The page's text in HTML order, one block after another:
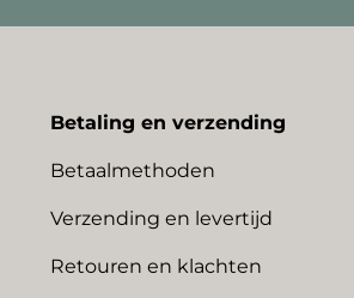
Betaling en verzending
Betaalmethoden
Verzending en levertijd
Retouren en klachten